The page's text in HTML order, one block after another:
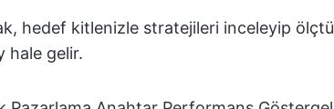
hedef kitlenizle stratejileri inceleyip
hale gelir.